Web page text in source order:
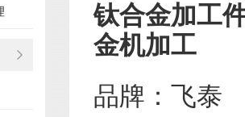
钛合金加工
金机加工
品牌：飞泰